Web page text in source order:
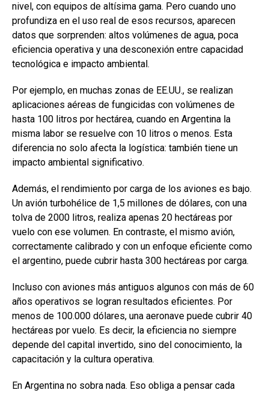
nivel, con equipos de altísima gama. Pero cuando uno
profundiza en el uso real de esos recursos, aparecen
datos que sorprenden: altos volúmenes de agua, poca
eficiencia operativa y una desconexión entre capacidad
tecnológica e impacto ambiental.
Por ejemplo, en muchas zonas de EE.UU., se realizan
aplicaciones aéreas de fungicidas con volúmenes de
hasta 100 litros por hectárea, cuando en Argentina la
misma labor se resuelve con 10 litros o menos. Esta
diferencia no solo afecta la logística: también tiene un
impacto ambiental significativo.
Además, el rendimiento por carga de los aviones es bajo.
Un avión turbohélice de 1,5 millones de dólares, con una
tolva de 2000 litros, realiza apenas 20 hectáreas por
vuelo con ese volumen. En contraste, el mismo avión,
correctamente calibrado y con un enfoque eficiente como
el argentino, puede cubrir hasta 300 hectáreas por carga.
Incluso con aviones más antiguos algunos con más de 60
años operativos se logran resultados eficientes. Por
menos de 100.000 dólares, una aeronave puede cubrir 40
hectáreas por vuelo. Es decir, la eficiencia no siempre
depende del capital invertido, sino del conocimiento, la
capacitación y la cultura operativa.
En Argentina no sobra nada. Eso obliga a pensar cada